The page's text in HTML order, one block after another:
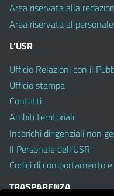
Area riservata alla
Area riservata al personale
L’USR
Ufficio Relazioni con il
Ufficio stampa
Contatti
Ambiti territoriali
Incarichi dirigenziali non
Il Personale dell’USR
Codici di comportamento
TRASPARENZA